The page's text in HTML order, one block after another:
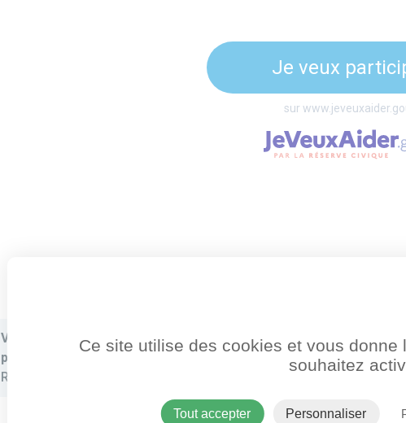
Je veux
sur
Vous faites partie d’une association, et vous avez des offres de
partager ?
Rien de plus simple, référencez-la gratuitement !
Ce site utilise des cookies et vous
souhaitez
Tout accepter Personnaliser